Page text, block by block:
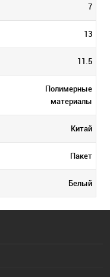
7
13
11.5
Полимерные
материалы
Китай
Пакет
Белый